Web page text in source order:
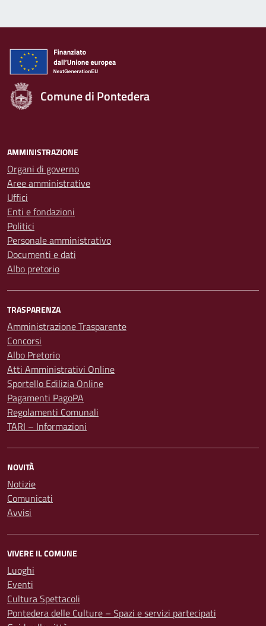
Comune di Pontedera
AMMINISTRAZIONE
Organi di governo
Aree amministrative
Uffici
Enti e fondazioni
Politici
Personale amministrativo
Documenti e dati
Albo pretorio
TRASPARENZA
Amministrazione Trasparente
Concorsi
Albo Pretorio
Atti Amministrativi Online
Sportello Edilizia Online
Pagamenti PagoPA
Regolamenti Comunali
TARI – Informazioni
NOVITÀ
Notizie
Comunicati
Avvisi
VIVERE IL COMUNE
Luoghi
Eventi
Cultura Spettacoli
Pontedera delle Culture – Spazi e servizi partecipati